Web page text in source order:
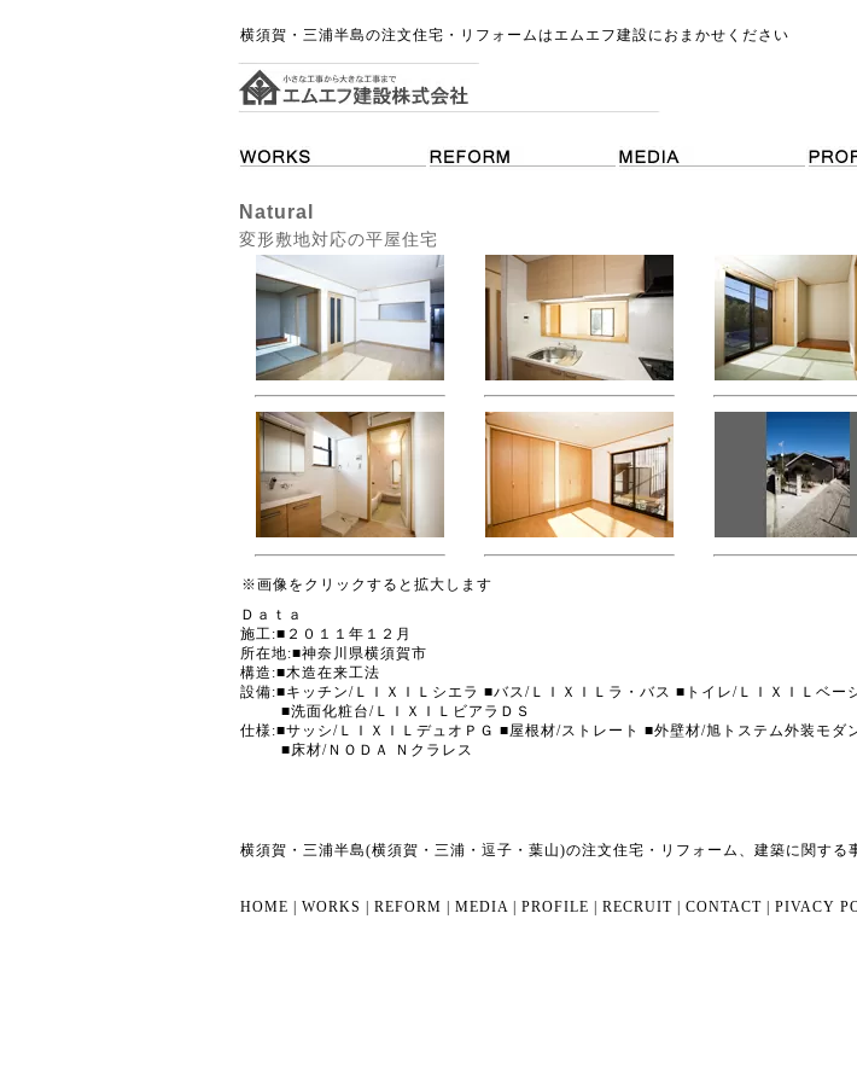
横須賀・三浦半島の注文住宅・リフォームはエムエフ建設におまかせください
Natural
変形敷地対応の平屋住宅
※画像をクリックすると拡大します
Ｄａｔａ
施工:■２０１１年１２月
所在地:■神奈川県横須賀市
構造:■木造在来工法
設備:■キッチン/ＬＩＸＩＬシエラ ■バス/ＬＩＸＩＬラ・バス ■トイレ/ＬＩＸＩＬベー
■洗面化粧台/ＬＩＸＩＬビアラＤＳ
仕様:■サッシ/ＬＩＸＩＬデュオＰＧ ■屋根材/ストレート ■外壁材/旭トステム外装モダ
■床材/ＮＯＤＡ Ｎクラレス
横須賀・三浦半島(横須賀・三浦・逗子・葉山)の注文住宅・リフォーム、建築に関する
HOME WORKS REFORM MEDIA PROFILE RECRUIT CONTACT PIVACY